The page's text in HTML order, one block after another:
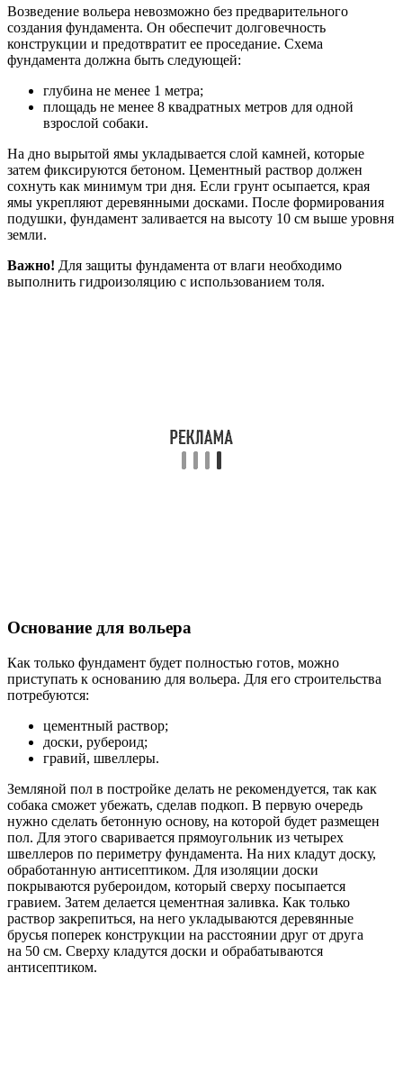
Возведение вольера невозможно без предварительного
создания фундамента. Он обеспечит долговечность
конструкции и предотвратит ее проседание. Схема
фундамента должна быть следующей:
глубина не менее 1 метра;
площадь не менее 8 квадратных метров для одной
взрослой собаки.
На дно вырытой ямы укладывается слой камней, которые
затем фиксируются бетоном. Цементный раствор должен
сохнуть как минимум три дня. Если грунт осыпается, края
ямы укрепляют деревянными досками. После формирования
подушки, фундамент заливается на высоту 10 см выше уровня
земли.
Важно! Для защиты фундамента от влаги необходимо
выполнить гидроизоляцию с использованием толя.
Основание для вольера
Как только фундамент будет полностью готов, можно
приступать к основанию для вольера. Для его строительства
потребуются:
цементный раствор;
доски, рубероид;
гравий, швеллеры.
Земляной пол в постройке делать не рекомендуется, так как
собака сможет убежать, сделав подкоп. В первую очередь
нужно сделать бетонную основу, на которой будет размещен
пол. Для этого сваривается прямоугольник из четырех
швеллеров по периметру фундамента. На них кладут доску,
обработанную антисептиком. Для изоляции доски
покрываются рубероидом, который сверху посыпается
гравием. Затем делается цементная заливка. Как только
раствор закрепиться, на него укладываются деревянные
брусья поперек конструкции на расстоянии друг от друга
на 50 см. Сверху кладутся доски и обрабатываются
антисептиком.